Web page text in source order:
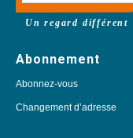
Un regard différent
Abonnement
Abonnez-vous
Changement d’adresse